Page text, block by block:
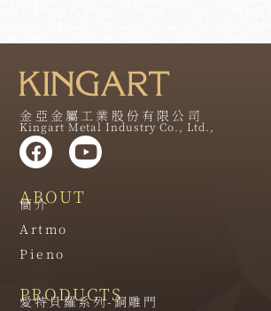
金亞金屬工業股份有限公司
Kingart Metal Industry Co., Ltd.,
ABOUT
簡介
Artmo
Pieno
PRODUCTS
愛特貝羅系列-銅雕門